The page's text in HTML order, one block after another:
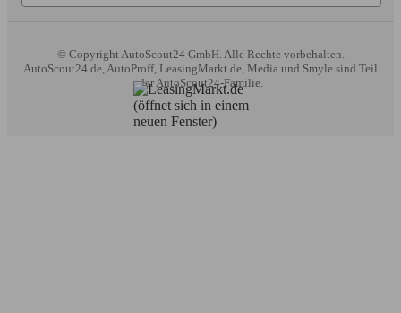
© Copyright AutoScout24 GmbH. Alle Rechte vorbehalten.
AutoScout24.de, AutoProff, LeasingMarkt.de, Media und Smyle sind Teil
der AutoScout24-Familie.